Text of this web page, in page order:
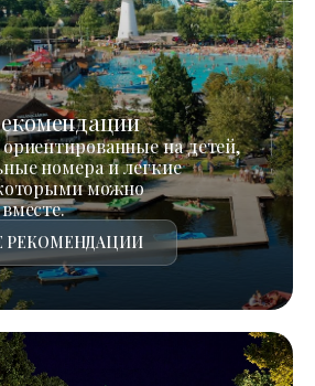
на детей,
номера и легкие
можно
РЕКОМЕНДАЦИИ